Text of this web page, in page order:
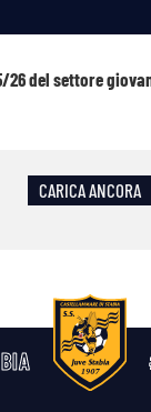
26 del settore
CARICA ANCORA